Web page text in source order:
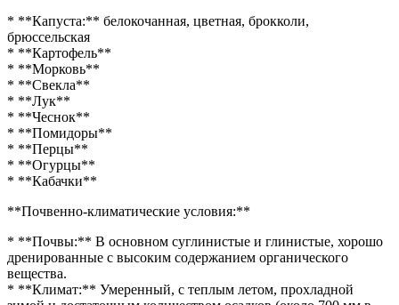
* **Капуста:** белокочанная, цветная, брокколи,
брюссельская
* **Картофель**
* **Морковь**
* **Свекла**
* **Лук**
* **Чеснок**
* **Помидоры**
* **Перцы**
* **Огурцы**
* **Кабачки**
**Почвенно-климатические условия:**
* **Почвы:** В основном суглинистые и глинистые, хорошо
дренированные с высоким содержанием органического
вещества.
* **Климат:** Умеренный, с теплым летом, прохладной